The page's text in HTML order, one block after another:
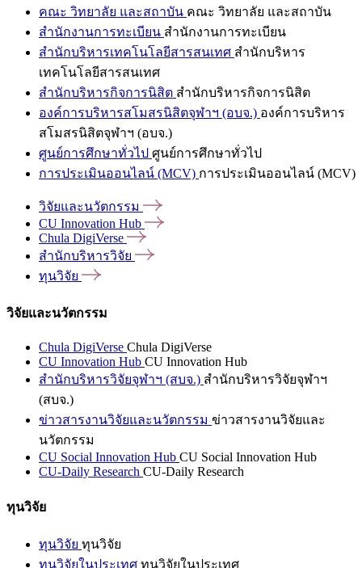
คณะ วิทยาลัย และสถาบัน คณะ วิทยาลัย และสถาบัน
สำนักงานการทะเบียน สำนักงานการทะเบียน
สำนักบริหารเทคโนโลยีสารสนเทศ สำนักบริหาร
เทคโนโลยีสารสนเทศ
สำนักบริหารกิจการนิสิต สำนักบริหารกิจการนิสิต
องค์การบริหารสโมสรนิสิตจุฬาฯ (อบจ.) องค์การบริหาร
สโมสรนิสิตจุฬาฯ (อบจ.)
ศูนย์การศึกษาทั่วไป ศูนย์การศึกษาทั่วไป
การประเมินออนไลน์ (MCV) การประเมินออนไลน์ (MCV)
วิจัยและนวัตกรรม
CU Innovation Hub
Chula DigiVerse
สำนักบริหารวิจัย
ทุนวิจัย
วิจัยและนวัตกรรม
Chula DigiVerse Chula DigiVerse
CU Innovation Hub CU Innovation Hub
สำนักบริหารวิจัยจุฬาฯ (สบจ.) สำนักบริหารวิจัยจุฬาฯ
(สบจ.)
ข่าวสารงานวิจัยและนวัตกรรม ข่าวสารงานวิจัยและ
นวัตกรรม
CU Social Innovation Hub CU Social Innovation Hub
CU-Daily Research CU-Daily Research
ทุนวิจัย
ทุนวิจัย ทุนวิจัย
ทุนวิจัยในประเทศ ทุนวิจัยในประเทศ